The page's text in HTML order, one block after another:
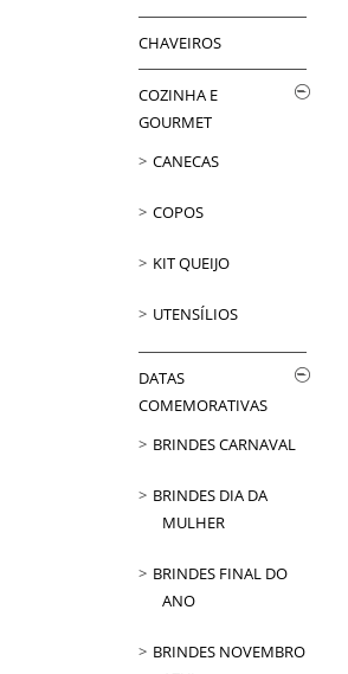
CHAVEIROS
COZINHA E
GOURMET
CANECAS
COPOS
KIT QUEIJO
UTENSÍLIOS
DATAS
COMEMORATIVAS
BRINDES CARNAVAL
BRINDES DIA DA
MULHER
BRINDES FINAL DO
ANO
BRINDES NOVEMBRO